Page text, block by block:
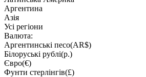
Аргентина
Азія
Усі регіони
Валюта:
Аргентинські песо(AR$)
Білоруські рублі(р.)
Євро(€)
Фунти стерлінгів(£)